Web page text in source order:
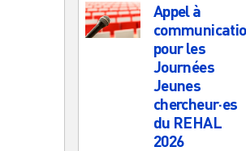
Appel à
pour les
Journées
Jeunes
chercheur·es
du REHAL
2026